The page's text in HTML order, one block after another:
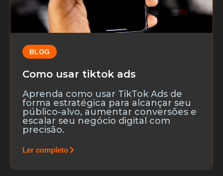
BLOG
Como usar tiktok ads
Aprenda como usar TikTok Ads de
forma estratégica para alcançar seu
público-alvo, aumentar conversões e
escalar seu negócio digital com
precisão.
Ler completo